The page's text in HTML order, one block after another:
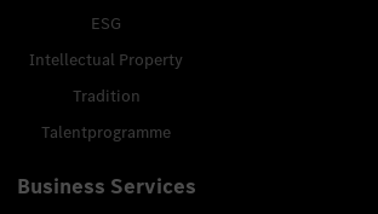
ESG
Intellectual Property
Tradition
Talentprogramme
Business Services